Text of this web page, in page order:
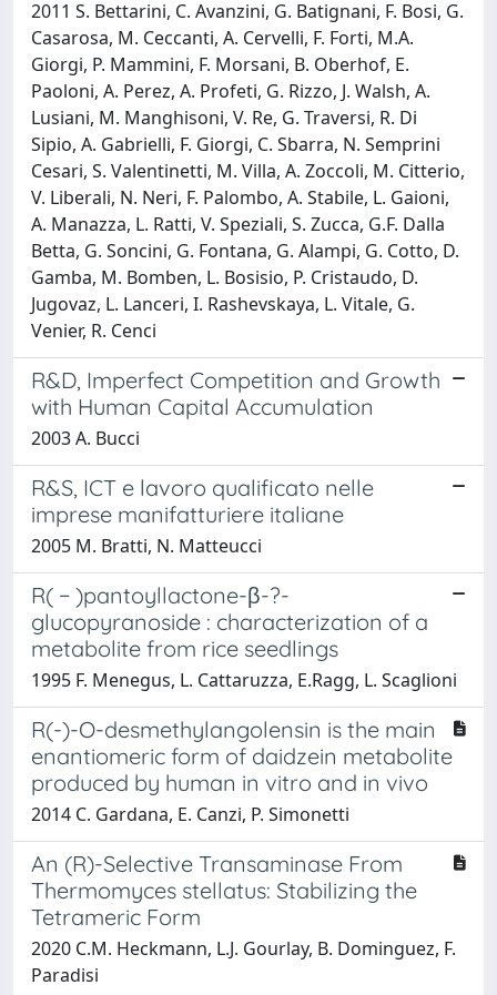
2011 S. Bettarini, C. Avanzini, G. Batignani, F. Bosi, G.
Casarosa, M. Ceccanti, A. Cervelli, F. Forti, M.A.
Giorgi, P. Mammini, F. Morsani, B. Oberhof, E.
Paoloni, A. Perez, A. Profeti, G. Rizzo, J. Walsh, A.
Lusiani, M. Manghisoni, V. Re, G. Traversi, R. Di
Sipio, A. Gabrielli, F. Giorgi, C. Sbarra, N. Semprini
Cesari, S. Valentinetti, M. Villa, A. Zoccoli, M. Citterio,
V. Liberali, N. Neri, F. Palombo, A. Stabile, L. Gaioni,
A. Manazza, L. Ratti, V. Speziali, S. Zucca, G.F. Dalla
Betta, G. Soncini, G. Fontana, G. Alampi, G. Cotto, D.
Gamba, M. Bomben, L. Bosisio, P. Cristaudo, D.
Jugovaz, L. Lanceri, I. Rashevskaya, L. Vitale, G.
Venier, R. Cenci
R&D, Imperfect Competition and Growth
with Human Capital Accumulation
2003 A. Bucci
R&S, ICT e lavoro qualificato nelle
imprese manifatturiere italiane
2005 M. Bratti, N. Matteucci
R( − )pantoyllactone-β-?-
glucopyranoside : characterization of a
metabolite from rice seedlings
1995 F. Menegus, L. Cattaruzza, E.Ragg, L. Scaglioni
R(-)-O-desmethylangolensin is the main
enantiomeric form of daidzein metabolite
produced by human in vitro and in vivo
2014 C. Gardana, E. Canzi, P. Simonetti
An (R)-Selective Transaminase From
Thermomyces stellatus: Stabilizing the
Tetrameric Form
2020 C.M. Heckmann, L.J. Gourlay, B. Dominguez, F.
Paradisi